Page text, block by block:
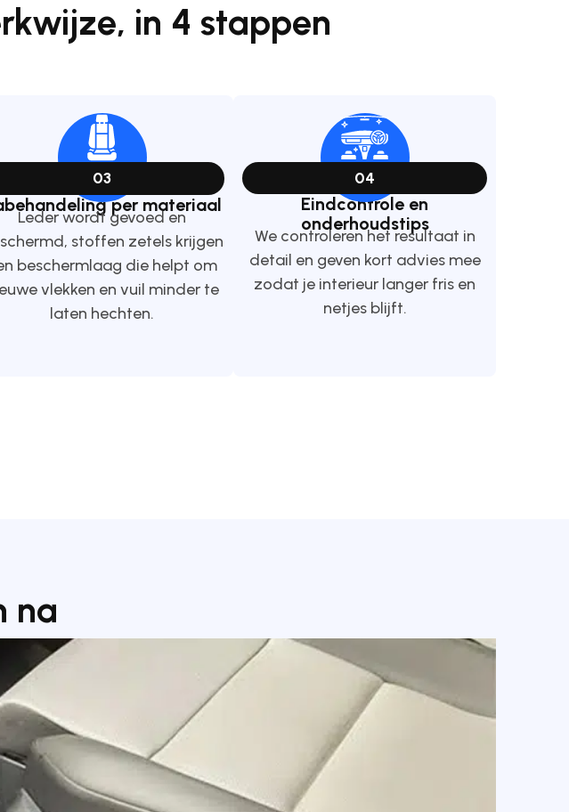
in 4 stappen
03
per materiaal
Leder wordt gevoed en
stoffen zetels krijgen
beschermlaag die helpt om
vlekken en vuil minder te
laten hechten.
04
Eindcontrole en
onderhoudstips
We controleren het resultaat in
detail en geven kort advies mee
zodat je interieur langer fris en
netjes blijft.
na